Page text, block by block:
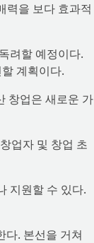
력을 보다 효과적
려할 예정이다.
계획이다.
창업은 새로운 가
업자 및 창업 초
지원할 수 있다.
다. 본선을 거쳐